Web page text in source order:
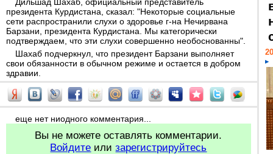
президента Курдистана, сказал: "Некоторые социальные
сети распространили слухи о здоровье г-на Нечирвана
Барзани, президента Курдистана. Мы категорически
подтверждаем, что эти слухи совершенно необоснованны".
Шахаб подчеркнул, что президент Барзани выполняет
свои обязанности в обычном режиме и остается в добром
здравии.
еще нет ниодного комментария...
Вы не можете оставлять комментарии.
Войдите илизарегистрируйтесь